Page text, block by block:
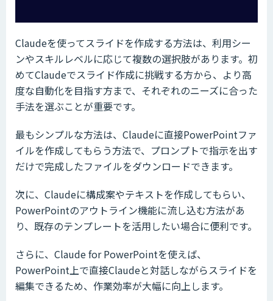
Claudeを使ってスライドを作成する方法は、利用シー
ンやスキルレベルに応じて複数の選択肢があります。初
めてClaudeでスライド作成に挑戦する方から、より高
度な自動化を目指す方まで、それぞれのニーズに合った
手法を選ぶことが重要です。
最もシンプルな方法は、Claudeに直接PowerPointファ
イルを作成してもらう方法で、プロンプトで指示を出す
だけで完成したファイルをダウンロードできます。
次に、Claudeに構成案やテキストを作成してもらい、
PowerPointのアウトライン機能に流し込む方法があ
り、既存のテンプレートを活用したい場合に便利です。
さらに、Claude for PowerPointを使えば、
PowerPoint上で直接Claudeと対話しながらスライドを
編集できるため、作業効率が大幅に向上します。